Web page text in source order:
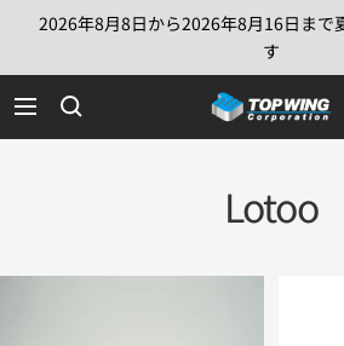
テ
ン
ツ
2026年8月8日から2026年8月16日まで
す
ナ
ビ
TOP
WING
Lotoo